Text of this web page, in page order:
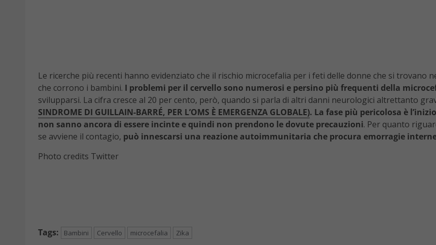
Le ricerche più recenti hanno evidenziato che il rischio microcefalia per i feti delle donne che si trovano
che corrono i bambini. I problemi per il cervello sono numerosi e persino più frequenti della
svilupparsi. La cifra cresce al 20 per cento, però, quando si parla di altri danni neurologici altrettanto
SINDROME DI GUILLAIN-BARRÉ, PER L’OMS È EMERGENZA GLOBALE). La fase più pericolosa è
non sanno ancora di essere incinte e quindi non prendono le dovute precauzioni. Per quanto
se avviene il contagio, può innescarsi una reazione autoimmunitaria che procura emorragie
Photo credits Twitter
Tags: Bambini Cervello microcefalia Zika